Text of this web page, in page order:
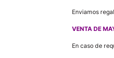
Enviamos
VENTA DE
En caso de